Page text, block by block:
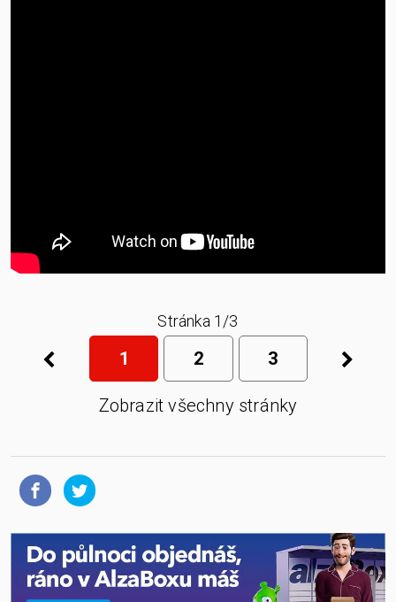
1 2 3
Stránka 1/3
Zobrazit všechny stránky